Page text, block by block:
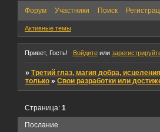
Форум Участники Поиск
Активные темы
Привет, Гость! Войдитеили
»Третий глаз, магия добра,
только »Свои разработки или
Послание
Страница:1